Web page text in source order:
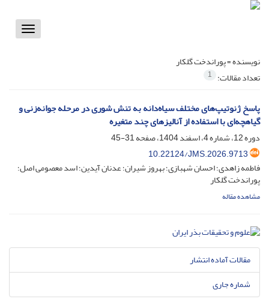
Toggle
نویسنده =پوراندخت گلکار
تعداد مقالات: 1
پاسخ ژنوتیپ‌های مختلف سیاه‌دانه به تنش شوری در مرحله جوانه‌زنی و
گیاهچه‌ای با استفاده از آنالیزهای چند متغیره
دوره 12، شماره 4، اسفند 1404، صفحه
31-45
10.22124/JMS.2026.9713
فاطمه زاهدی؛ احسان شهبازی؛ بهروز شیران؛ عدنان آیدین؛ اسد معصومی اصل؛
پوراندخت گلکار
مشاهده مقاله
مقالات آماده انتشار
شماره جاری